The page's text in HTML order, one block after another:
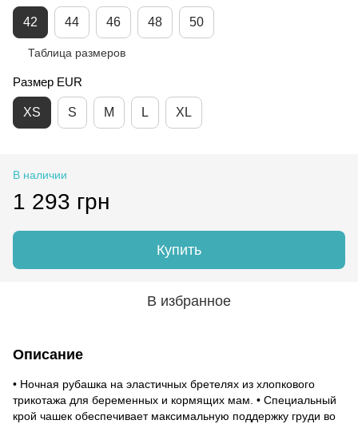
42 44 46 48 50
Таблица размеров
Размер EUR
XS S M L XL
В наличии
1 293 грн
Купить
В избранное
Описание
• Ночная рубашка на эластичных бретелях из хлопкового
трикотажа для беременных и кормящих мам. • Специальный
крой чашек обеспечивает максимальную поддержку груди во